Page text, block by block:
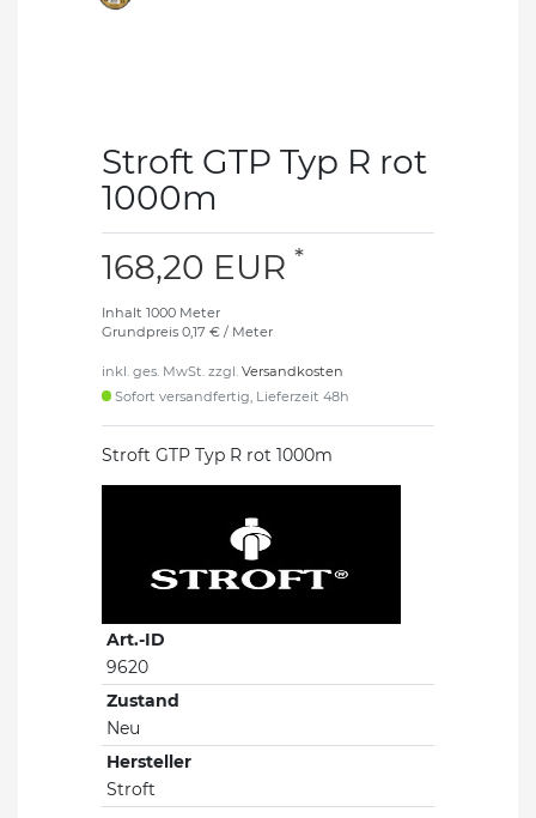
Stroft GTP Typ R rot
1000m
168,20 EUR *
Inhalt 1000 Meter
Grundpreis 0,17 € / Meter
inkl. ges. MwSt. zzgl. Versandkosten
Sofort versandfertig, Lieferzeit 48h
Stroft GTP Typ R rot 1000m
Art.-ID
9620
Zustand
Neu
Hersteller
Stroft